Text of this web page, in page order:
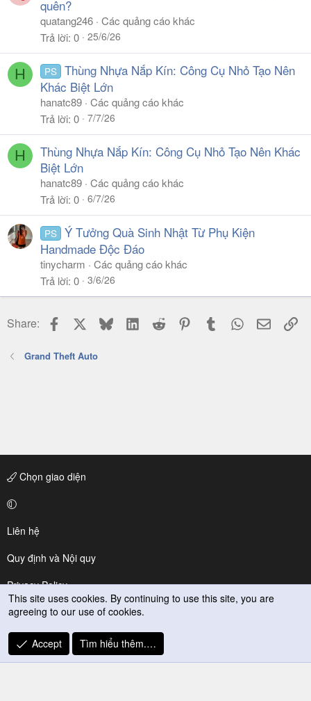
quên?
quatang246 Các quảng cáo khác
Trả lời 0 25/6/26
H PS Thùng Nhựa Nắp Kín: Công Cụ Nhỏ Tạo Nên
Khác Biệt Lớn
hanatc89 Các quảng cáo khác
Trả lời 0 7/7/26
H
Thùng Nhựa Nắp Kín: Công Cụ Nhỏ Tạo Nên Khác
Biệt Lớn
hanatc89 Các quảng cáo khác
Trả lời 0 6/7/26
PS Ý Tưởng Quà Sinh Nhật Từ Phụ Kiện
Handmade Độc Đáo
tinycharm
Các quảng cáo khác
Trả lời 0 3/6/26
Share: Facebook BlueskyLinkedIn
Reddit PinterestTumblr WhatsApp
Email
Grand Theft Auto
Chọn giao diện
Liên hệ
Quy định và Nội quy
Privacy Policy
Trợ giúp
R
S
This site uses cookies. By continuing to use this site, you are
agreeing to our use of cookies.
Accept Tìm hiểu thêm.…